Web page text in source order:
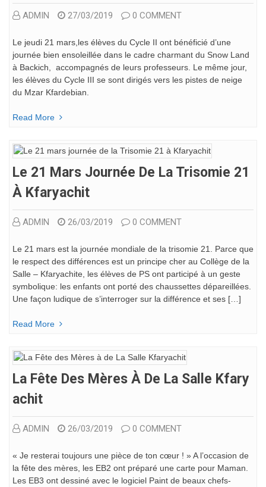
ADMIN 27/03/2019 0 COMMENT
Le jeudi 21 mars,les élèves du Cycle II ont bénéficié d’une
journée bien ensoleillée dans le cadre charmant du Snow Land
à Backich, accompagnés de leurs professeurs. Le même jour,
les élèves du Cycle III se sont dirigés vers les pistes de neige
du Mzar Kfardebian.
Read More
Le 21 Mars Journée De La Trisomie 21
À Kfaryachit
ADMIN 26/03/2019 0 COMMENT
Le 21 mars est la journée mondiale de la trisomie 21. Parce que
le respect des différences est un principe cher au Collège de la
Salle – Kfaryachite, les élèves de PS ont participé à un geste
symbolique: les enfants ont porté des chaussettes dépareillées.
Une façon ludique de s’interroger sur la différence et ses […]
Read More
La Fête Des Mères À De La Salle Kfary
Achit
ADMIN 26/03/2019 0 COMMENT
« Je resterai toujours une pièce de ton cœur ! » A l’occasion de
la fête des mères, les EB2 ont préparé une carte pour Maman.
Les EB3 ont dessiné avec le logiciel Paint de beaux chefs-